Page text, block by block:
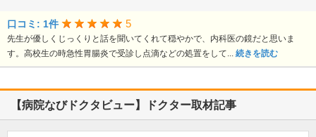
口コミ: 1件 5
先生が優しくじっくりと話を聞いてくれて穏やかで、内科医の鏡だと思いま
す。高校生の時急性胃腸炎で受診し点滴などの処置をして... 続きを読む
【病院なびドクタビュー】ドクター取材記事